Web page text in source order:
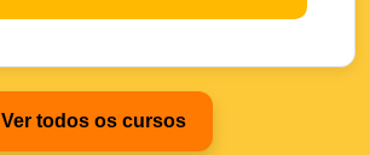
Ver todos os cursos